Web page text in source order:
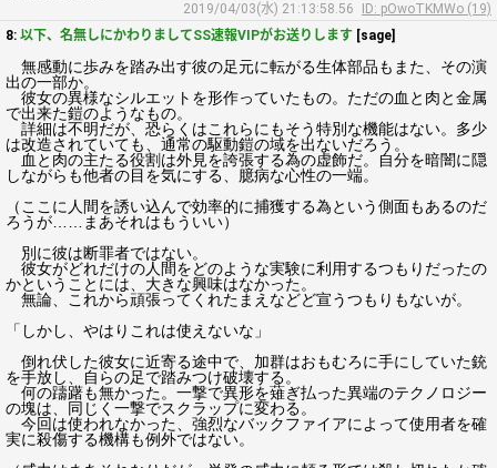
2019/04/03(水) 21:13:58.56
ID: pOwoTKMWo (19)
8: 以下、名無しにかわりましてSS速報VIPがお送りします [sage]
無感動に歩みを踏み出す彼の足元に転がる生体部品もまた、その演
出の一部か。
彼女の異様なシルエットを形作っていたもの。ただの血と肉と金属
で出来た鎧のようなもの。
詳細は不明だが、恐らくはこれらにもそう特別な機能はない。多少
は改造されていても、通常の駆動鎧の域を出ないだろう。
血と肉の主たる役割は外見を誇張する為の虚飾だ。自分を暗闇に隠
しながらも他者の目を気にする、臆病な心性の一端。
（ここに人間を誘い込んで効率的に捕獲する為という側面もあるのだ
ろうが……まあそれはもういい）
別に彼は断罪者ではない。
彼女がどれだけの人間をどのような実験に利用するつもりだったの
かということには、大きな興味はなかった。
無論、これから頑張ってくれたまえなどど宣うつもりもないが。
「しかし、やはりこれは使えないな」
倒れ伏した彼女に近寄る途中で、加群はおもむろに手にしていた銃
を手放し、自らの足で踏みつけ破壊する。
何の躊躇も無かった。一撃で異形を薙ぎ払った異端のテクノロジー
の塊は、同じく一撃でスクラップに変わる。
今回は使われなかった、強烈なバックファイアによって使用者を確
実に殺傷する機構も例外ではない。